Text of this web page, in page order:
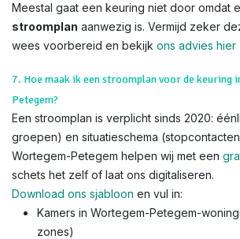
Meestal gaat een keuring niet door omdat
stroomplan aanwezig is. Vermijd zeker
wees voorbereid en bekijk ons advies hier
7. Hoe maak ik een stroomplan voor de keuring
Petegem?
Een stroomplan is verplicht sinds 2020:
groepen) en situatieschema
Wortegem-Petegem helpen wij met een
schets het zelf of laat ons digitaliseren.
Download ons sjabloon en vul in:
Kamers in Wortegem-Petegem-
zones)